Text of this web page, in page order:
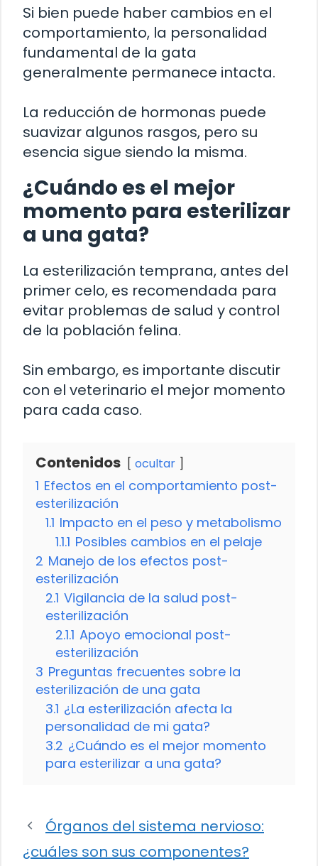
Si bien puede haber cambios en el
comportamiento, la personalidad
fundamental de la gata
generalmente permanece intacta.
La reducción de hormonas puede
suavizar algunos rasgos, pero su
esencia sigue siendo la misma.
¿Cuándo es el mejor
momento para esterilizar
a una gata?
La esterilización temprana, antes del
primer celo, es recomendada para
evitar problemas de salud y control
de la población felina.
Sin embargo, es importante discutir
con el veterinario el mejor momento
para cada caso.
Contenidos ocultar
1 Efectos en el comportamiento post-
esterilización
1.1 Impacto en el peso y metabolismo
1.1.1 Posibles cambios en el pelaje
2 Manejo de los efectos post-
esterilización
2.1 Vigilancia de la salud post-
esterilización
2.1.1 Apoyo emocional post-
esterilización
3 Preguntas frecuentes sobre la
esterilización de una gata
3.1 ¿La esterilización afecta la
personalidad de mi gata?
3.2 ¿Cuándo es el mejor momento
para esterilizar a una gata?
Órganos del sistema nervioso:
¿cuáles son sus componentes?